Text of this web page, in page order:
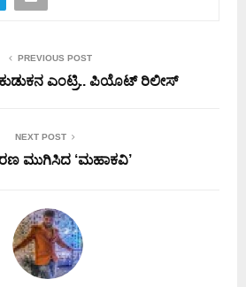
PREVIOUS POST
ಎಂಟ್ರಿ.. ಪಿಯೊಟ್ ರಿಲೀಸ್
NEXT POST
ಮುಗಿಸಿದ ‘ಮಹಾಕವಿ’